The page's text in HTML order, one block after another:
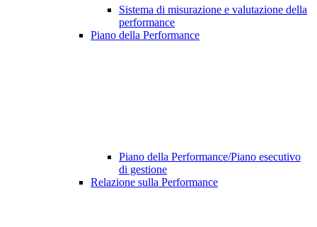
Sistema di misurazione e valutazione della
performance
Piano della Performance
Piano della Performance/Piano esecutivo
di gestione
Relazione sulla Performance